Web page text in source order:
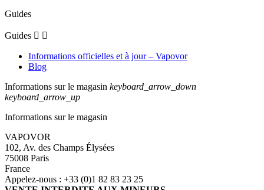
Guides
Guides  
Informations officielles et à jour – Vapovor
Blog
Informations sur le magasin keyboard_arrow_down
keyboard_arrow_up
Informations sur le magasin
VAPOVOR
102, Av. des Champs Élysées
75008 Paris
France
Appelez-nous : +33 (0)1 82 83 23 25